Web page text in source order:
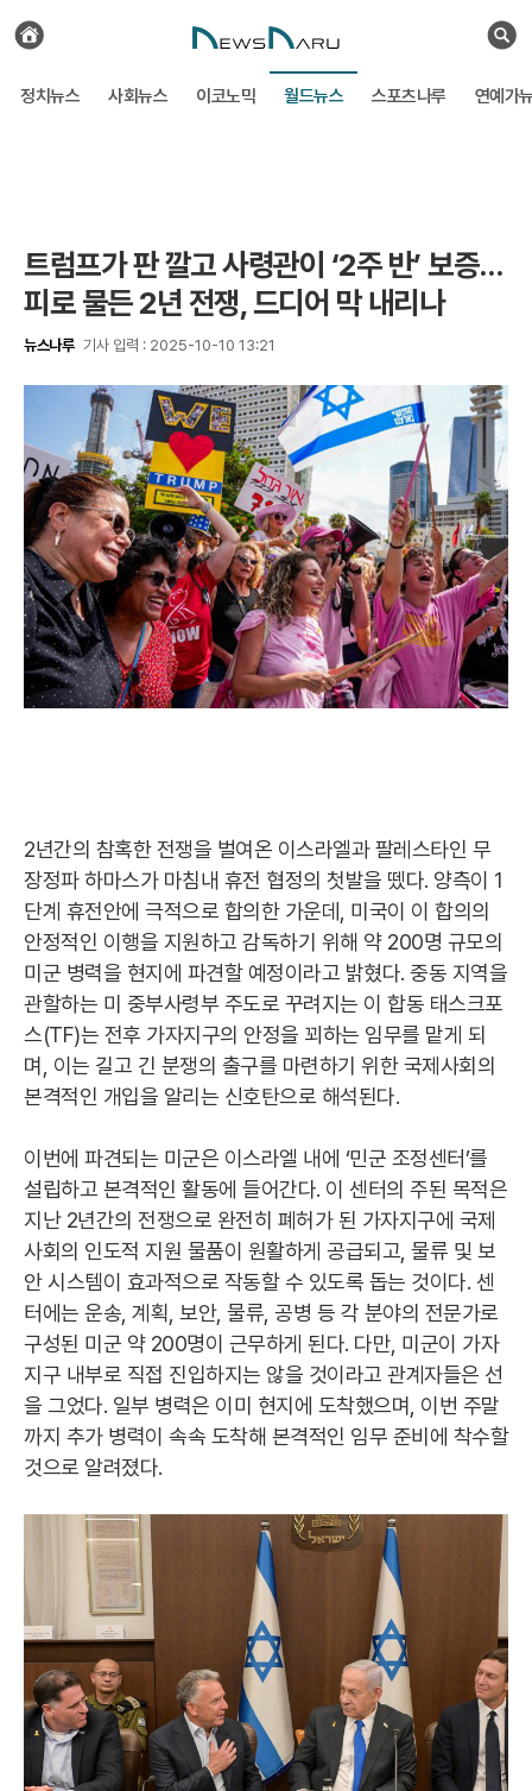
검
전
체
보
정치뉴스 사회뉴스 이코노믹 월드뉴스 스포츠나루 연예가
트럼프가 판 깔고 사령관이 ‘2주 반’ 보증…
피로 물든 2년 전쟁, 드디어 막 내리나
뉴스나루 기사 입력 : 2025-10-10 13:21
2년간의 참혹한 전쟁을 벌여온 이스라엘과 팔레스타인 무
장정파 하마스가 마침내 휴전 협정의 첫발을 뗐다. 양측이 1
단계 휴전안에 극적으로 합의한 가운데, 미국이 이 합의의
안정적인 이행을 지원하고 감독하기 위해 약 200명 규모의
미군 병력을 현지에 파견할 예정이라고 밝혔다. 중동 지역을
관할하는 미 중부사령부 주도로 꾸려지는 이 합동 태스크포
스(TF)는 전후 가자지구의 안정을 꾀하는 임무를 맡게 되
며, 이는 길고 긴 분쟁의 출구를 마련하기 위한 국제사회의
본격적인 개입을 알리는 신호탄으로 해석된다.
이번에 파견되는 미군은 이스라엘 내에 ‘민군 조정센터’를
설립하고 본격적인 활동에 들어간다. 이 센터의 주된 목적은
지난 2년간의 전쟁으로 완전히 폐허가 된 가자지구에 국제
사회의 인도적 지원 물품이 원활하게 공급되고, 물류 및 보
안 시스템이 효과적으로 작동할 수 있도록 돕는 것이다. 센
터에는 운송, 계획, 보안, 물류, 공병 등 각 분야의 전문가로
구성된 미군 약 200명이 근무하게 된다. 다만, 미군이 가자
지구 내부로 직접 진입하지는 않을 것이라고 관계자들은 선
을 그었다. 일부 병력은 이미 현지에 도착했으며, 이번 주말
까지 추가 병력이 속속 도착해 본격적인 임무 준비에 착수할
것으로 알려졌다.